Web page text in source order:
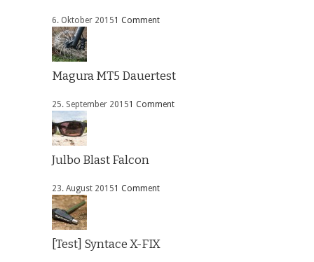
6. Oktober 20151 Comment
Magura MT5 Dauertest
25. September 20151 Comment
Julbo Blast Falcon
23. August 20151 Comment
[Test] Syntace X-FIX